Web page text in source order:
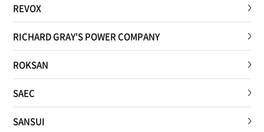
REVOX
RICHARD GRAY'S POWER COMPANY
ROKSAN
SAEC
SANSUI